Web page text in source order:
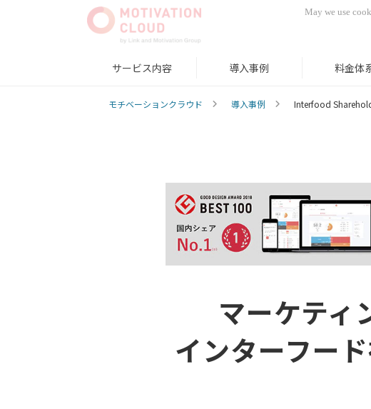
サービス内容 導入事例 料金体
モチベーションクラウド 導入事例 Interfood
マーケティ
インターフー
May we use